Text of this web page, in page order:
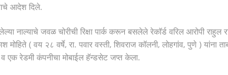
आदेश दिले.
नाल्याचे जवळ चोरीची रिक्षा पार्क करून बसलेले रेकॉर्ड वरिल आरोपी राहुल
( वय २८ वर्षे, रा. पवार वस्ती, शिवराज कॉलनी, लोहगांव, पुणे ) यांना
रेडमी कंपनीचा मोबाईल हॅन्डसेट जप्त केला.